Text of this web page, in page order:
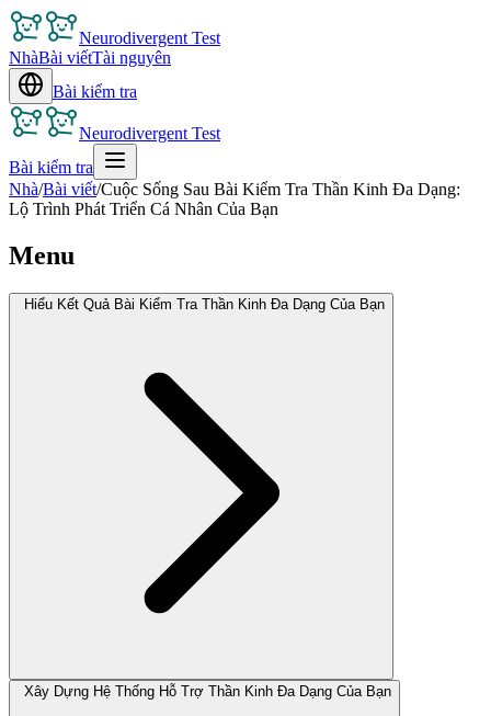
Neurodivergent Test
NhàBài viếtTài nguyên
Bài kiểm tra
Neurodivergent Test
Bài kiểm tra
Nhà/Bài viết/Cuộc Sống Sau Bài Kiểm Tra Thần Kinh Đa Dạng:
Lộ Trình Phát Triển Cá Nhân Của Bạn
Menu
Hiểu Kết Quả Bài Kiểm Tra Thần Kinh Đa Dạng Của Bạn
Xây Dựng Hệ Thống Hỗ Trợ Thần Kinh Đa Dạng Của Bạn